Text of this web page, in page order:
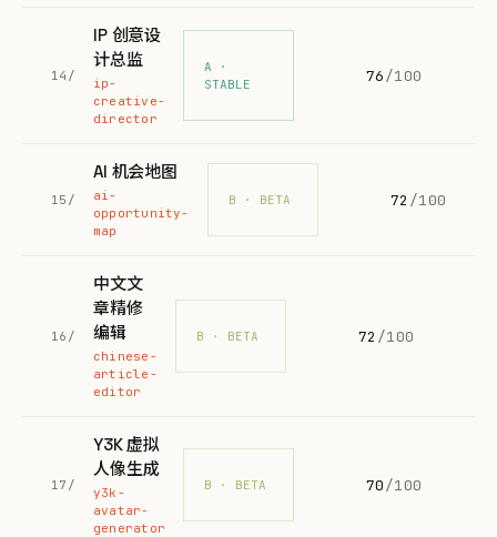
14/
IP 创意设
计总监
ip-
creative-
director
A ·
STABLE
76/100
15/
AI 机会地图
ai-
opportunity-
map
B · BETA 72 /100
16/
中文文
章精修
编辑
chinese-
article-
editor
B · BETA 72 /100
17/
Y3K 虚拟
人像生成
y3k-
avatar-
generator
B · BETA 70/100